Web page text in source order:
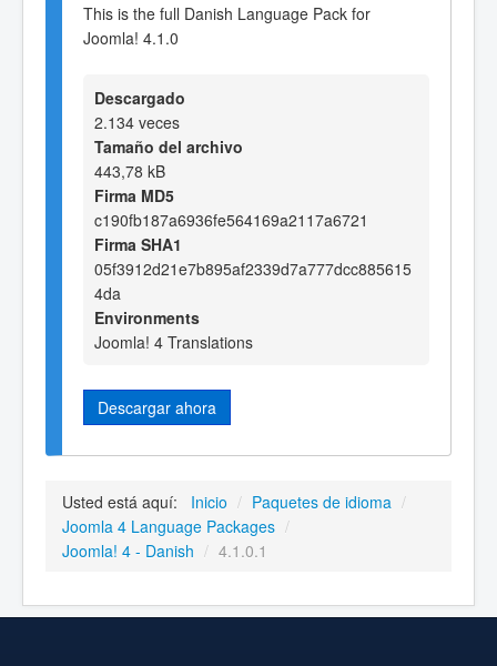
This is the full Danish Language Pack for
Joomla! 4.1.0
Descargado
2.134 veces
Tamaño del archivo
443,78 kB
Firma MD5
c190fb187a6936fe564169a2117a6721
Firma SHA1
05f3912d21e7b895af2339d7a777dcc885615
4da
Environments
Joomla! 4 Translations
Descargar ahora
Usted está aquí: Inicio / Paquetes de idioma /
Joomla 4 Language Packages /
Joomla! 4 - Danish / 4.1.0.1